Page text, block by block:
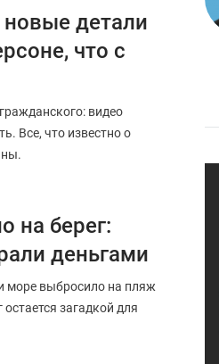
детали
что с
видео
Все, что известно о
на берег:
деньгами
море выбросило на пляж
загадкой для